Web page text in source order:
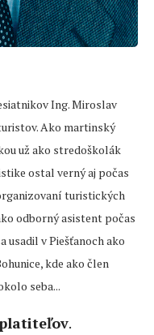
Ing. Miroslav
Ako martinský
už ako stredoškolák
ostal verný aj počas
turistických
odborný asistent počas
usadil v Piešťanoch ako
kde ako člen
seba...
.